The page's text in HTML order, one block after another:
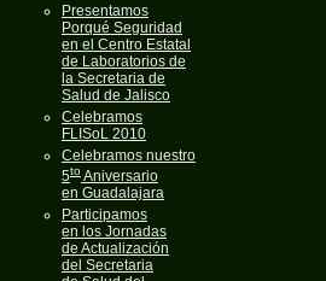
Presentamos
Porqué Seguridad
en el Centro Estatal
de Laboratorios de
la Secretaria de
Salud de Jalisco
Celebramos
FLISoL 2010
Celebramos nuestro
5toAniversario
en Guadalajara
Participamos
en los Jornadas
de Actualización
del Secretaria